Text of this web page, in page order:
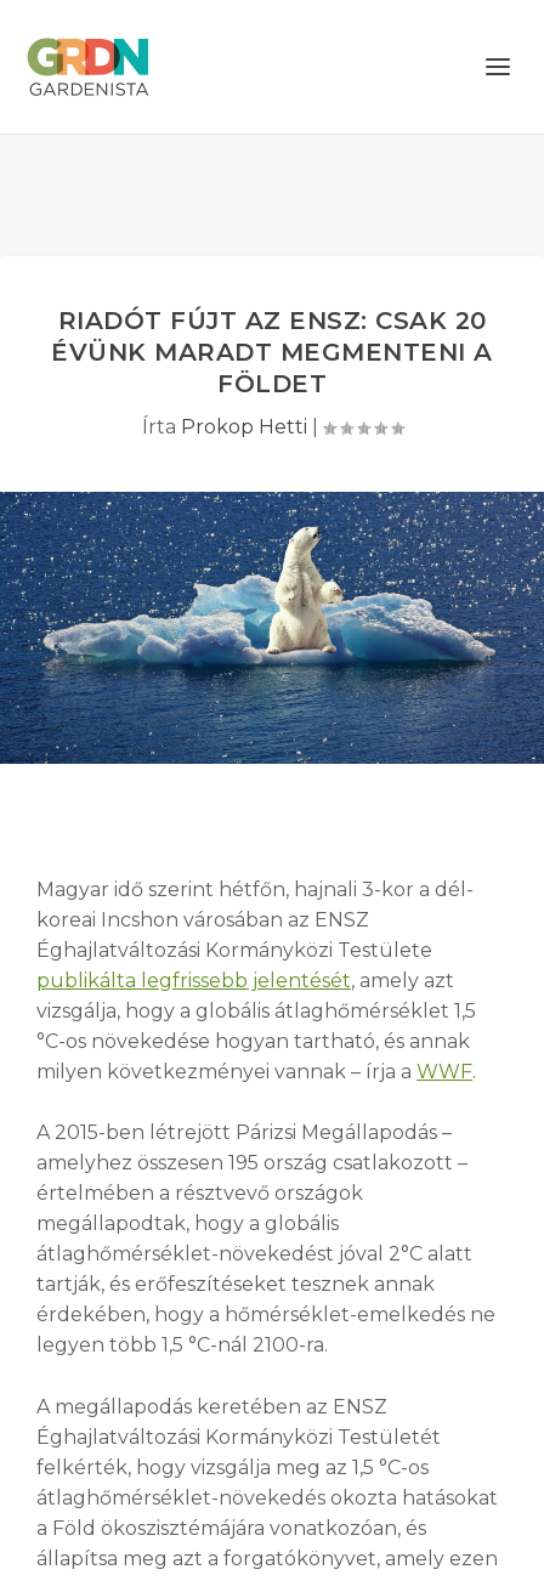
RIADÓT FÚJT AZ ENSZ: CSAK 20
ÉVÜNK MARADT MEGMENTENI A
FÖLDET
Írta Prokop Hetti
Magyar idő szerint hétfőn, hajnali 3-kor a dél-
koreai Incshon városában az ENSZ
Éghajlatváltozási Kormányközi Testülete
publikálta legfrissebb jelentését, amely azt
vizsgálja, hogy a globális átlaghőmérséklet 1,5
°C-os növekedése hogyan tartható, és annak
milyen következményei vannak – írja a WWF.
A 2015-ben létrejött Párizsi Megállapodás –
amelyhez összesen 195 ország csatlakozott –
értelmében a résztvevő országok
megállapodtak, hogy a globális
átlaghőmérséklet-növekedést jóval 2°C alatt
tartják, és erőfeszítéseket tesznek annak
érdekében, hogy a hőmérséklet-emelkedés ne
legyen több 1,5 °C-nál 2100-ra.
A megállapodás keretében az ENSZ
Éghajlatváltozási Kormányközi Testületét
felkérték, hogy vizsgálja meg az 1,5 °C-os
átlaghőmérséklet-növekedés okozta hatásokat
a Föld ökoszisztémájára vonatkozóan, és
állapítsa meg azt a forgatókönyvet, amely ezen